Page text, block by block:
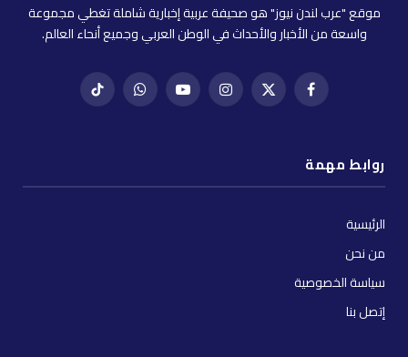
موقع "عرب لندن نيوز" هو صحيفة عربية إخبارية شاملة تغطي مجموعة
واسعة من الأخبار والأحداث في الوطن العربي وجميع أنحاء العالم.
فيسبوكX
إنستغراميوتيوب واتساب تيك
روابط مهمة
الرئيسية
من نحن
سياسة الخصوصية
إتصل بنا